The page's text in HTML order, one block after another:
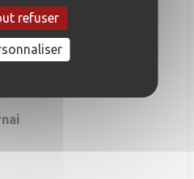
refuser